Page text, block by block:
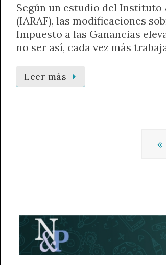
Según un estudio del Instituto
(IARAF), las modificaciones
Impuesto a las Ganancias
no ser así, cada vez más
Leer más
«